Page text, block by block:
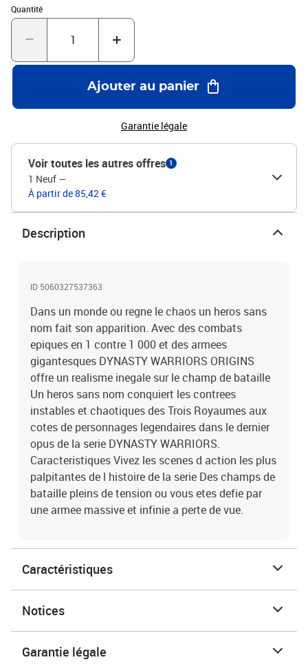
Quantité
Quantité : 1
Ajouter au panier
Garantie légale
Voir toutes les autres offres 1
1 Neuf —
À partir de 85,42 €
Description
ID 5060327537363
Dans un monde ou regne le chaos un heros sans
nom fait son apparition. Avec des combats
epiques en 1 contre 1 000 et des armees
gigantesques DYNASTY WARRIORS ORIGINS
offre un realisme inegale sur le champ de bataille
Un heros sans nom conquiert les contrees
instables et chaotiques des Trois Royaumes aux
cotes de personnages legendaires dans le dernier
opus de la serie DYNASTY WARRIORS.
Caracteristiques Vivez les scenes d action les plus
palpitantes de l histoire de la serie Des champs de
bataille pleins de tension ou vous etes defie par
une armee massive et infinie a perte de vue.
Caractéristiques
Notices
Garantie légale